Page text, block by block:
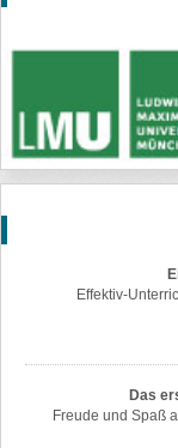
Effektiv-
Das
Freude und Spaß